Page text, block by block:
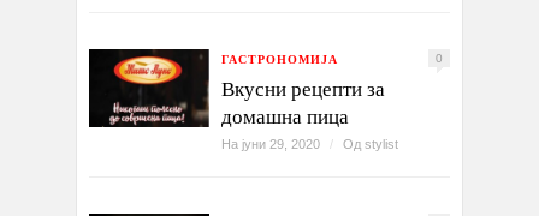
ГАСТРОНОМИЈА 0
Вкусни рецепти за
домашна пица
На јуни 29, 2020 / Од stylist